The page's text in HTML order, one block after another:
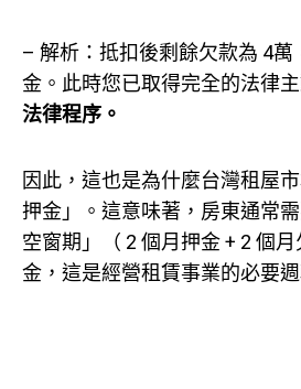
– 解析：抵扣後剩餘欠款為 4萬
金。此時您已取得完全的法律
法律程序。
因此，這也是為什麼台灣租屋
押金」。這意味著，房東通常
空窗期」（ 2 個月押金 + 2 個
金，這是經營租賃事業的必要週